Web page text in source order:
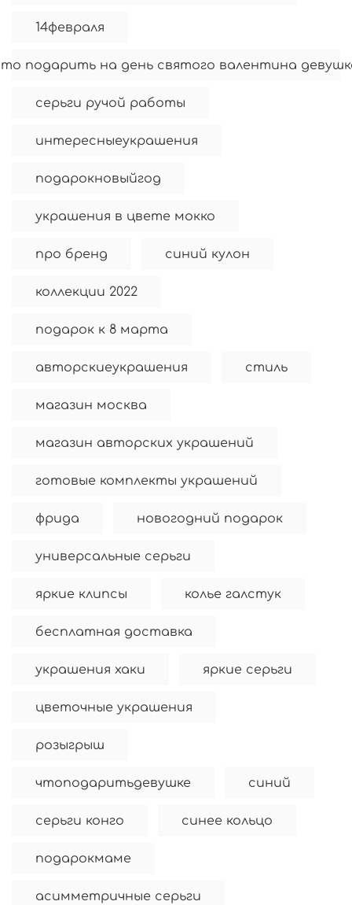
14февраля
подарить на день святого валентина
серьги ручой работы
интересныеукрашения
подарокновыйгод
украшения в цвете мокко
про бренд синий кулон
коллекции 2022
подарок к 8 марта
авторскиеукрашения стиль
магазин москва
магазин авторских украшений
готовые комплекты украшений
фрида новогодний подарок
универсальные серьги
яркие клипсы колье галстук
бесплатная доставка
украшения хаки яркие серьги
цветочные украшения
розыгрыш
чтоподаритьдевушке синий
серьги конго синее кольцо
подарокмаме
асимметричные серьги